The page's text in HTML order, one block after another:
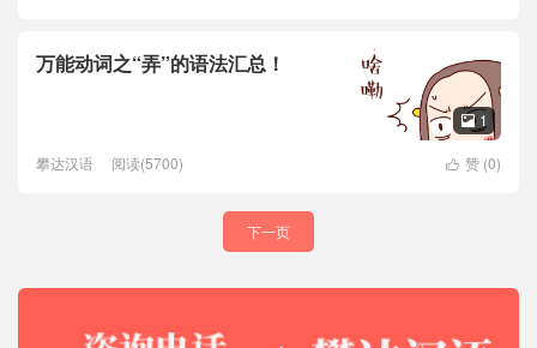
万能动词之“弄”的语法汇总！
 1
 赞 (0)
攀达汉语 阅读(5700)
下一页